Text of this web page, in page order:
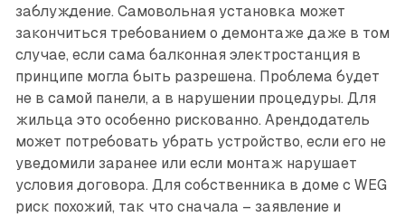
заблуждение. Самовольная установка может
закончиться требованием о демонтаже даже в том
случае, если сама балконная электростанция в
принципе могла быть разрешена. Проблема будет
не в самой панели, а в нарушении процедуры. Для
жильца это особенно рискованно. Арендодатель
может потребовать убрать устройство, если его не
уведомили заранее или если монтаж нарушает
условия договора. Для собственника в доме с WEG
риск похожий, так что сначала – заявление и